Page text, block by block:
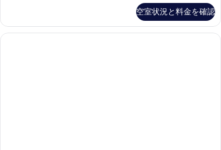
ー
の
フ
リ
ー
ド
(複
ム
ル
ー
空室状況と料金を確認